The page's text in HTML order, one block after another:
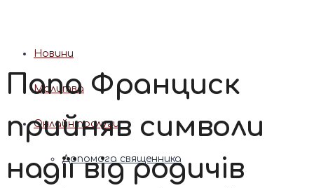
Новини
Молитва
Онлайн послуги
Допомога священника
Папа Франциск
прийняв символи
надії від родичів